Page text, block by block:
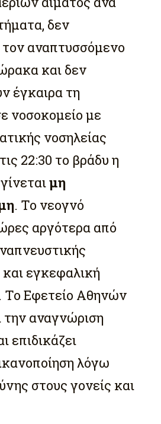
δεν
τον αναπτυσσόμενο
και δεν
έγκαιρα τη
νοσοκομείο με
νοσηλείας
22:30 το βράδυ η
μη
. Το νεογνό
αργότερα από
εγκεφαλική
Το Εφετείο Αθηνών
την αναγνώριση
επιδικάζει
λόγω
στους γονείς και